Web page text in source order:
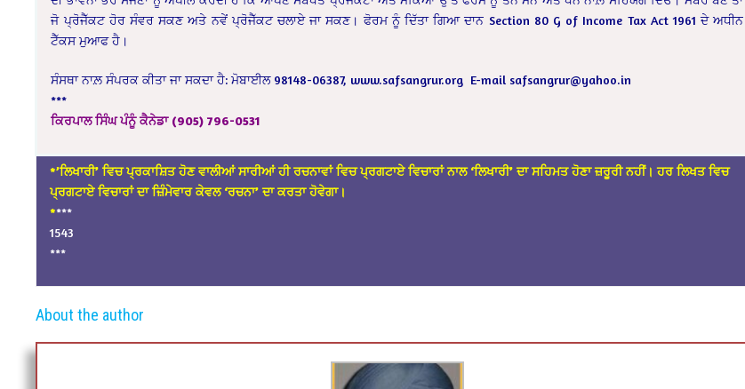
ਜੋ ਪ੍ਰੋਜੈੱਕਟ ਹੋਰ ਸੰਵਰ ਸਕਣ ਅਤੇ ਨਵੇਂ ਪ੍ਰੋਜੈੱਕਟ ਚਲਾਏ ਜਾ ਸਕਣ। ਫੋਰਮ ਨੂੰ ਦਿੱਤਾ ਗਿਆ ਦਾਨ Section 80 G of Income Tax Act 1961 ਦੇ ਅਧੀਨ
ਟੈੱਕਸ ਮੁਆਫ ਹੈ।
ਸੰਸਥਾ ਨਾਲ਼ ਸੰਪਰਕ ਕੀਤਾ ਜਾ ਸਕਦਾ ਹੈ: ਮੋਬਾਈਲ 98148-06387, www.safsangrur.org E-mail safsangrur@yahoo.in
***
ਕਿਰਪਾਲ ਸਿੰਘ ਪੰਨੂੰ ਕੈਨੇਡਾ (905) 796-0531
*’ਲਿਖਾਰੀ’ ਵਿਚ ਪ੍ਰਕਾਸ਼ਿਤ ਹੋਣ ਵਾਲੀਆਂ ਸਾਰੀਆਂ ਹੀ ਰਚਨਾਵਾਂ ਵਿਚ ਪ੍ਰਗਟਾਏ ਵਿਚਾਰਾਂ ਨਾਲ ‘ਲਿਖਾਰੀ’ ਦਾ ਸਹਿਮਤ ਹੋਣਾ ਜ਼ਰੂਰੀ ਨਹੀਂ। ਹਰ ਲਿਖਤ ਵਿਚ
ਪ੍ਰਗਟਾਏ ਵਿਚਾਰਾਂ ਦਾ ਜ਼ਿੰਮੇਵਾਰ ਕੇਵਲ ‘ਰਚਨਾ’ ਦਾ ਕਰਤਾ ਹੋਵੇਗਾ।
****
1543
***
About the author